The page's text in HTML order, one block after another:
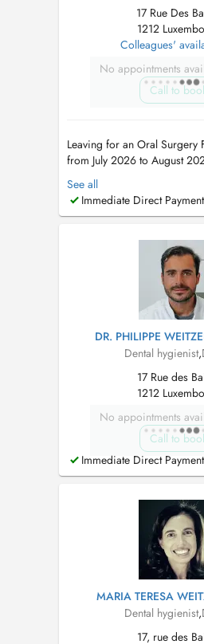
17 Rue Des
1212
Colleagues'
No appointments
Call to
Leaving for an Oral Surgery
from July 2026 to August
meantime, please book
Maria Teresa Weitzel (8 rue
17 rue des Bains, 1st floor)
See all
Immediate Direct
DR. PHILIPPE
Dental hygienist,
17 Rue des
1212
No appointments
Call to
Immediate Direct
MARIA TERESA
Dental hygienist,
17, rue des